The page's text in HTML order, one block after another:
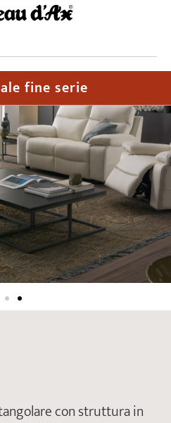
fine serie
con struttura in